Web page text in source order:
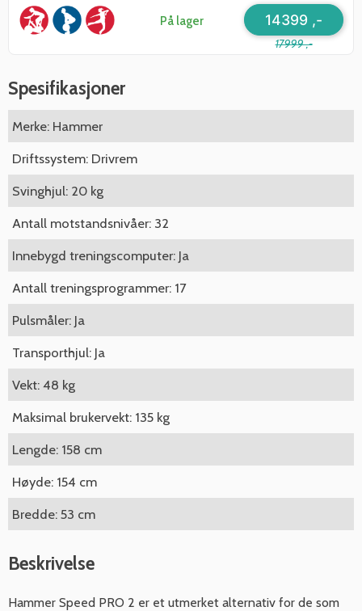
På lager
17999 ,-
14399 ,-
Spesifikasjoner
Merke: Hammer
Driftssystem: Drivrem
Svinghjul: 20 kg
Antall motstandsnivåer: 32
Innebygd treningscomputer: Ja
Antall treningsprogrammer: 17
Pulsmåler: Ja
Transporthjul: Ja
Vekt: 48 kg
Maksimal brukervekt: 135 kg
Lengde: 158 cm
Høyde: 154 cm
Bredde: 53 cm
Beskrivelse
Hammer Speed PRO 2 er et utmerket alternativ for de som